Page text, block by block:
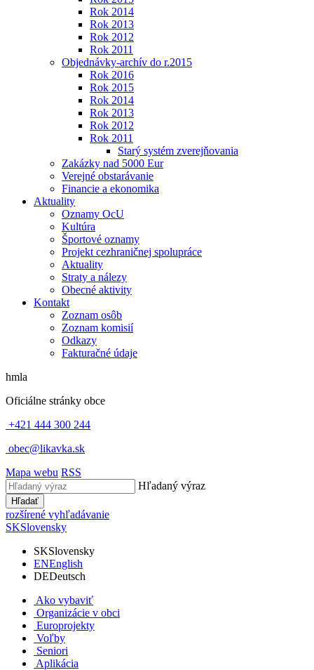
Rok 2014
Rok 2013
Rok 2012
Rok 2011
Objednávky-archív do r.2015
Rok 2016
Rok 2015
Rok 2014
Rok 2013
Rok 2012
Rok 2011
Starý systém zverejňovania
Zakázky nad 5000 Eur
Verejné obstarávanie
Financie a ekonomika
Aktuality
Oznamy OcU
Kultúra
Športové oznamy
Projekt cezhraničnej spolupráce
Aktuality
Straty a nálezy
Obecné aktivity
Kontakt
Zoznam osôb
Zoznam komisií
Odkazy
Fakturačné údaje
hmla
Oficiálne stránky obce
+421 444 300 244
obec@likavka.sk
Mapa webu RSS
Hľadaný výraz
Hľadať
rozšírené vyhľadávanie
SKSlovensky
SKSlovensky
ENEnglish
DEDeutsch
Ako vybaviť
Organizácie v obci
Europrojekty
Voľby
Seniori
Aplikácia